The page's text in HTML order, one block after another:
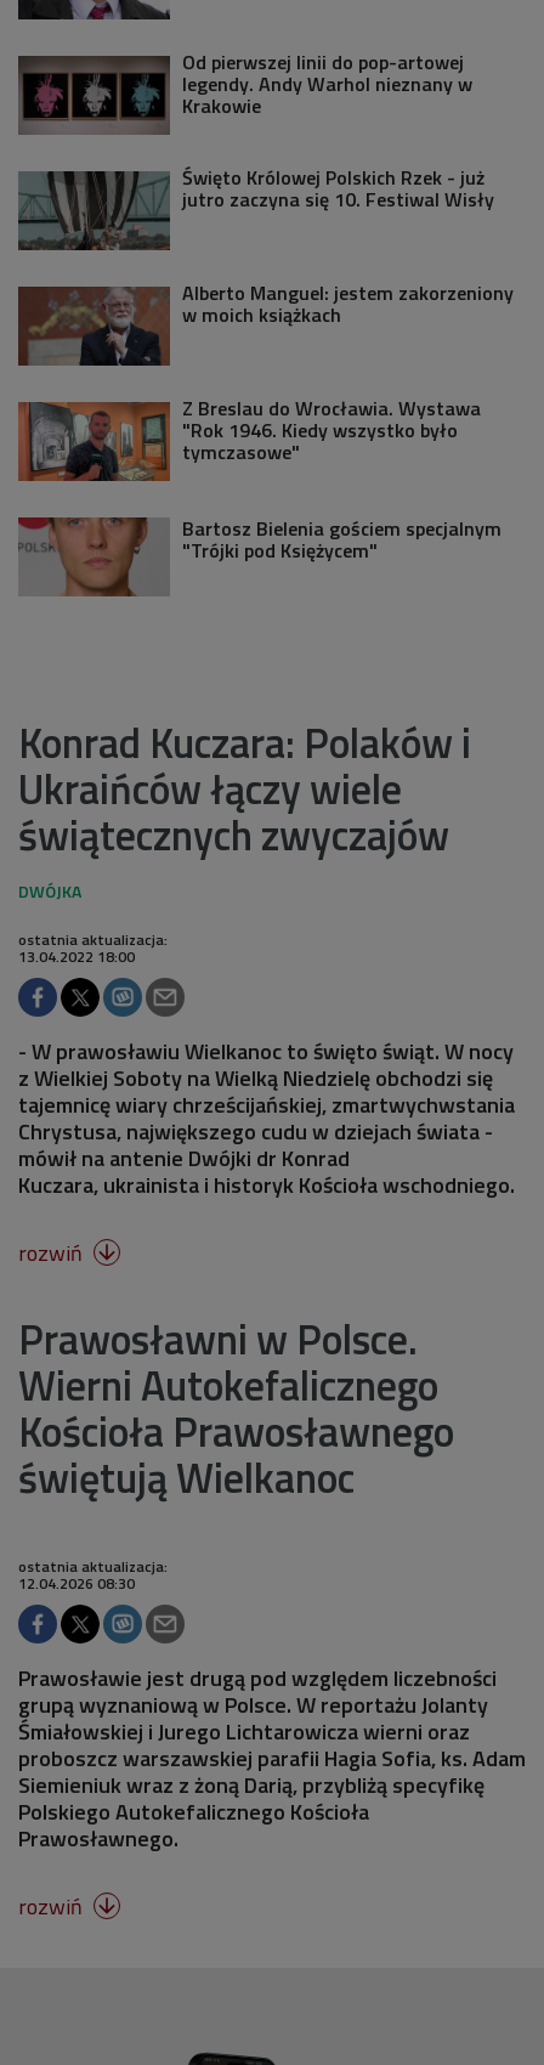
Od pierwszej linii do pop-artowej
legendy. Andy Warhol nieznany w
Krakowie
Święto Królowej Polskich Rzek - już
jutro zaczyna się 10. Festiwal Wisły
Alberto Manguel: jestem zakorzeniony
w moich książkach
Z Breslau do Wrocławia. Wystawa
"Rok 1946. Kiedy wszystko było
tymczasowe"
Bartosz Bielenia gościem specjalnym
"Trójki pod Księżycem"
Konrad Kuczara: Polaków i
Ukraińców łączy wiele
świątecznych zwyczajów
ostatnia aktualizacja:
13.04.2022 18:00
- W prawosławiu Wielkanoc to święto świąt. W nocy
z Wielkiej Soboty na Wielką Niedzielę obchodzi się
tajemnicę wiary chrześcijańskiej, zmartwychwstania
Chrystusa, największego cudu w dziejach świata -
mówił na antenie Dwójki dr Konrad
Kuczara, ukrainista i historyk Kościoła wschodniego.
rozwiń 
Prawosławni w Polsce.
Wierni Autokefalicznego
Kościoła Prawosławnego
świętują Wielkanoc
ostatnia aktualizacja:
12.04.2026 08:30
Prawosławie jest drugą pod względem liczebności
grupą wyznaniową w Polsce. W reportażu Jolanty
Śmiałowskiej i Jurego Lichtarowicza wierni oraz
proboszcz warszawskiej parafii Hagia Sofia, ks. Adam
Siemieniuk wraz z żoną Darią, przybliżą specyfikę
Polskiego Autokefalicznego Kościoła
Prawosławnego.
rozwiń 